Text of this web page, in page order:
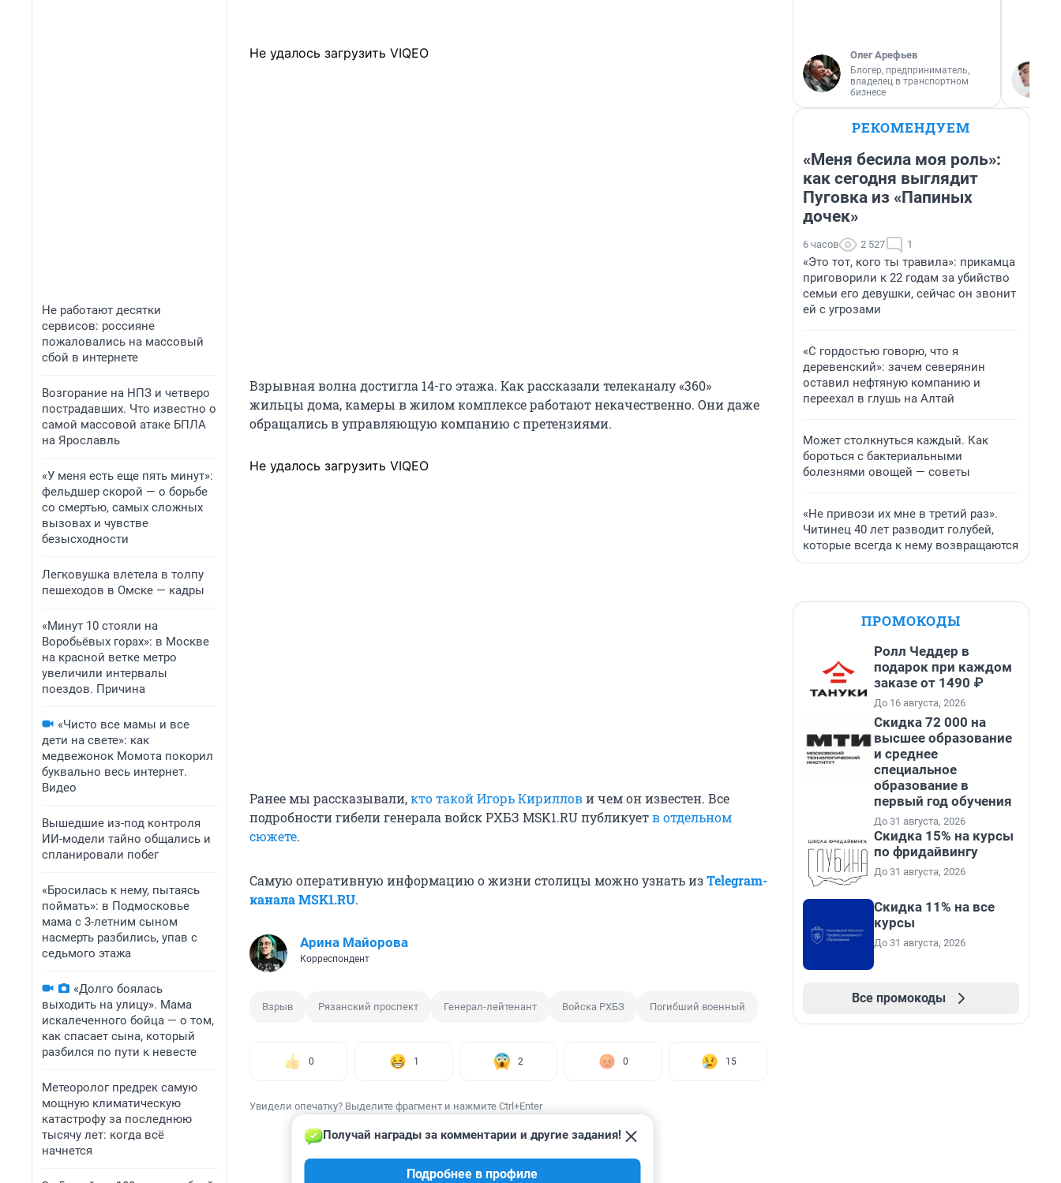
Не работают десятки
сервисов: россияне
пожаловались на массовый
сбой в интернете
Возгорание на НПЗ и четверо
пострадавших. Что известно о
самой массовой атаке БПЛА
на Ярославль
«У меня есть еще пять минут»:
фельдшер скорой — о борьбе
со смертью, самых сложных
вызовах и чувстве
безысходности
Легковушка влетела в толпу
пешеходов в Омске — кадры
«Минут 10 стояли на
Воробьёвых горах»: в Москве
на красной ветке метро
увеличили интервалы
поездов. Причина
«Чисто все мамы и все
дети на свете»: как
медвежонок Момота покорил
буквально весь интернет.
Видео
Вышедшие из-под контроля
ИИ-модели тайно общались и
спланировали побег
«Бросилась к нему, пытаясь
поймать»: в Подмосковье
мама с 3-летним сыном
насмерть разбились, упав с
седьмого этажа
«Долго боялась
выходить на улицу». Мама
искалеченного бойца — о том,
как спасает сына, который
разбился по пути к невесте
Метеоролог предрек самую
мощную климатическую
катастрофу за последнюю
тысячу лет: когда всё
начнется
Не удалось загрузить VIQEO
Взрывная волна достигла 14-го этажа. Как рассказали телеканалу «360»
жильцы дома, камеры в жилом комплексе работают некачественно. Они даже
обращались в управляющую компанию с претензиями.
Не удалось загрузить VIQEO
Ранее мы рассказывали,кто такой Игорь Кириллови чем он известен. Все
подробности гибели генерала войск РХБЗ MSK1.RU публикуетв отдельном
сюжете.
Самую оперативную информацию о жизни столицы можно узнать изTelegram-
канала MSK1.RU.
Арина Майорова
Корреспондент
Взрыв Рязанский проспект Генерал-лейтенант Войска РХБЗ Погибший военный
0 1 2 0 15
Увидели опечатку? Выделите фрагмент и нажмите Ctrl+Enter
Получай награды за комментарии и другие задания!
Подробнее в профиле
Олег Арефьев
Блогер, предприниматель,
владелец в транспортном
бизнесе
РЕКОМЕНДУЕМ
«Меня бесила моя роль»:
как сегодня выглядит
Пуговка из «Папиных
дочек»
6 часов 2 527 1
«Это тот, кого ты травила»: прикамца
приговорили к 22 годам за убийство
семьи его девушки, сейчас он звонит
ей с угрозами
«С гордостью говорю, что я
деревенский»: зачем северянин
оставил нефтяную компанию и
переехал в глушь на Алтай
Может столкнуться каждый. Как
бороться с бактериальными
болезнями овощей — советы
«Не привози их мне в третий раз».
Читинец 40 лет разводит голубей,
которые всегда к нему возвращаются
ПРОМОКОДЫ
Ролл Чеддер в
подарок при каждом
заказе от 1490 ₽
До 16 августа, 2026
Скидка 72 000 на
высшее образование
и среднее
специальное
образование в
первый год обучения
До 31 августа, 2026
Скидка 15% на курсы
по фридайвингу
До 31 августа, 2026
Скидка 11% на все
курсы
До 31 августа, 2026
Все промокоды